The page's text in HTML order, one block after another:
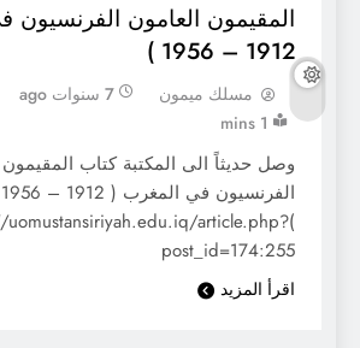
المقيمون العامون الفرنسيون
1912 – 1956 )
مسلك ميمون 7 سنوات ago
1 mins
وصل حديثاً الى المكتبة كتاب المقيمون
الفرنسيون في المغرب ( 1912 – 1956
uomustansiriyah.edu.iq/article.php?
post_id=174:255
اقرأ المزيد